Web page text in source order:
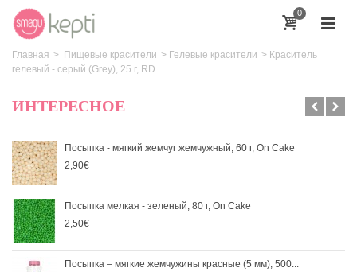
0
Главная > Пищевые красители > Гелевые красители > Краситель
гелевый - серый (Grey), 25 г, RD
ИНТЕРЕСНОЕ
Посыпка - мягкий жемчуг жемчужный, 60 г, On Cake
2,90€
Посыпка мелкая - зеленый, 80 г, On Cake
2,50€
Посыпка – мягкие жемчужины красные (5 мм), 500...